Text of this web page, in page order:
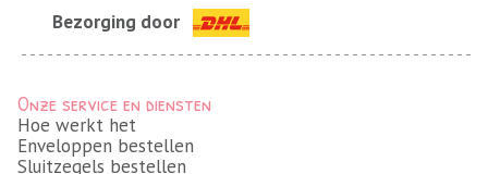
Bezorging door
Onze service en diensten
Hoe werkt het
Enveloppen bestellen
Sluitzegels bestellen